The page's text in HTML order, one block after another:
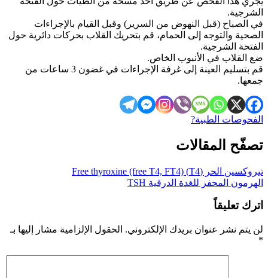
الشرجية.
في الصباح (قبل النهوض من السرير) وقبل القيام بالإجراءات
الصحية والتوجه إلى الحمام، قم بتحريك القلاب بحركات دائرية حول
الفتحة الشرجية.
ضع القلاب في الأنبوب الخاص.
قم بتسليم العينة إلى غرفة الإجراءات في غضون 3 ساعات من
جمعها.
الفحوصات الطبية?
تصفّح المقالات
تيروكسين الحر (T4) Free thyroxine (free T4, FT4)
الهرمون المحفز للغدة الدرقية TSH
اترك تعليقاً
لن يتم نشر عنوان بريدك الإلكتروني. الحقول الإلزامية مشار إليها بـ
*